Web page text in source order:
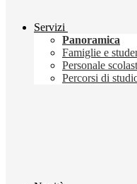
Servizi
Panoramica
Famiglie e
Personale
Percorsi di